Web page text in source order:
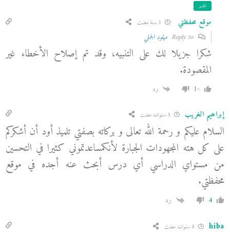
المدير
موقع محفظتي
Reply to میلود الجملي
شكرا جزيلا لك على التنبيه، وقد تم إصلاح الأخطاء غير
المقصودة.
-1 رد
إبراهيم الغريب
السلام عليكم و رحمة الله تعالى و بركاته بصفتي تلميذ أود أن أشكركم
على كل هته المجهودات الجبارة لأنكمساعدتموني كثيرا في التحسين
من مستواي الدراسي أي درس أبحث عنه أجده في موقع
محفظتي.
4 رد
hiba